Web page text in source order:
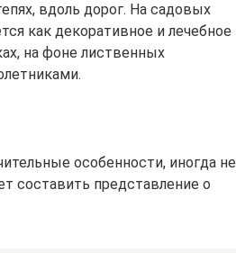
вдоль дорог. На садовых
как декоративное и лечебное
на фоне лиственных
особенности, иногда не
составить представление о